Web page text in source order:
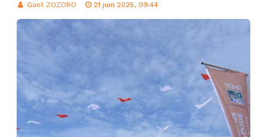
Gael ZOZORO 21 juin 2025, 09:44